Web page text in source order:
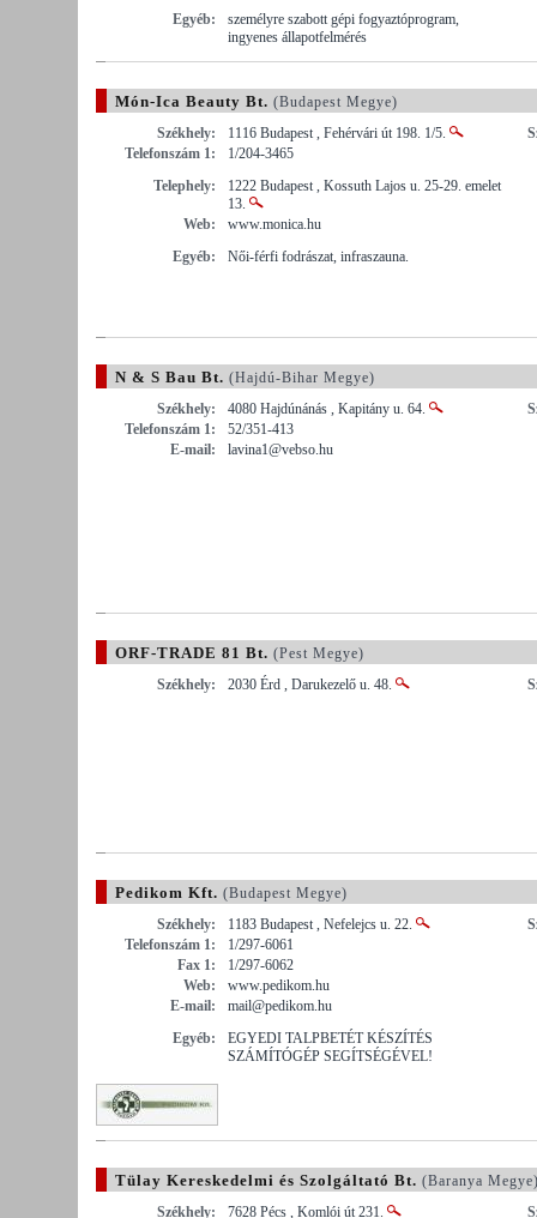
Egyéb:
személyre szabott gépi fogyaztóprogram,
ingyenes állapotfelmérés
Món-Ica Beauty Bt. (Budapest Megye)
Székhely:
1116 Budapest , Fehérvári út 198. 1/5.
Telefonszám 1:
1/204-3465
Telephely:
1222 Budapest , Kossuth Lajos u. 25-29. emelet
13.
Web:
www.monica.hu
Egyéb:
Női-férfi fodrászat, infraszauna.
N & S Bau Bt. (Hajdú-Bihar Megye)
Székhely:
4080 Hajdúnánás , Kapitány u. 64.
Telefonszám 1:
52/351-413
E-mail:
lavina1@vebso.hu
ORF-TRADE 81 Bt. (Pest Megye)
Székhely:
2030 Érd , Darukezelő u. 48.
Pedikom Kft. (Budapest Megye)
Székhely:
1183 Budapest , Nefelejcs u. 22.
Telefonszám 1:
1/297-6061
Fax 1:
1/297-6062
Web:
www.pedikom.hu
E-mail:
mail@pedikom.hu
Egyéb:
EGYEDI TALPBETÉT KÉSZÍTÉS
SZÁMÍTÓGÉP SEGÍTSÉGÉVEL!
Tülay Kereskedelmi és Szolgáltató Bt. (Baranya
Székhely:
7628 Pécs , Komlói út 231.